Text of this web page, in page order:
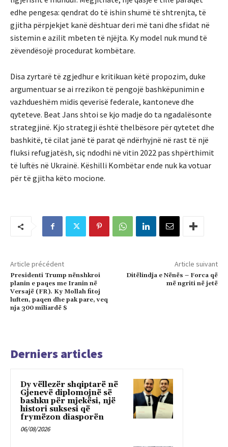
edhe pengesa: qendrat do të ishin shumë të shtrenjta, të
gjitha përpjekjet kanë dështuar deri më tani dhe sfidat në
sistemin e azilit mbeten të njëjta. Ky model nuk mund të
zëvendësojë procedurat kombëtare.
Disa zyrtarë të zgjedhur e kritikuan këtë propozim, duke
argumentuar se ai rrezikon të pengojë bashkëpunimin e
vazhdueshëm midis qeverisë federale, kantoneve dhe
qyteteve. Beat Jans shtoi se kjo madje do ta ngadalësonte
strategjinë. Kjo strategji është thelbësore për qytetet dhe
bashkitë, të cilat janë të parat që ndërhyjnë në rast të një
fluksi refugjatësh, siç ndodhi në vitin 2022 pas shpërthimit
të luftës në Ukrainë. Këshilli Kombëtar ende nuk ka votuar
për të gjitha këto mocione.
Article précédent
Presidenti Trump nënshkroi
planin e paqes me Iranin në
Versajë (FR). Ky Mollah fitoj
luften, paqen dhe pak pare, veq
nja 300 miliardë $
Article suivant
Ditëlindja e Nënës – Forca që
më ngriti në jetë
Derniers articles
Dy vëllezër shqiptarë në
Gjenevë diplomojnë së
bashku për mjekësi, një
histori suksesi që
frymëzon diasporën
06/08/2026